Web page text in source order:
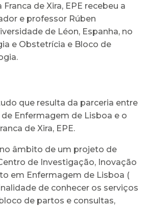
de Xira, EPE recebeu a
e professor Rúben
de Léon, Espanha, no
e Obstetrícia e Bloco de
que resulta da parceria entre
de Enfermagem de Lisboa e o
de Xira, EPE.
âmbito de um projeto de
de Investigação, Inovação
em Enfermagem de Lisboa (
de conhecer os serviços
de partos e consultas,